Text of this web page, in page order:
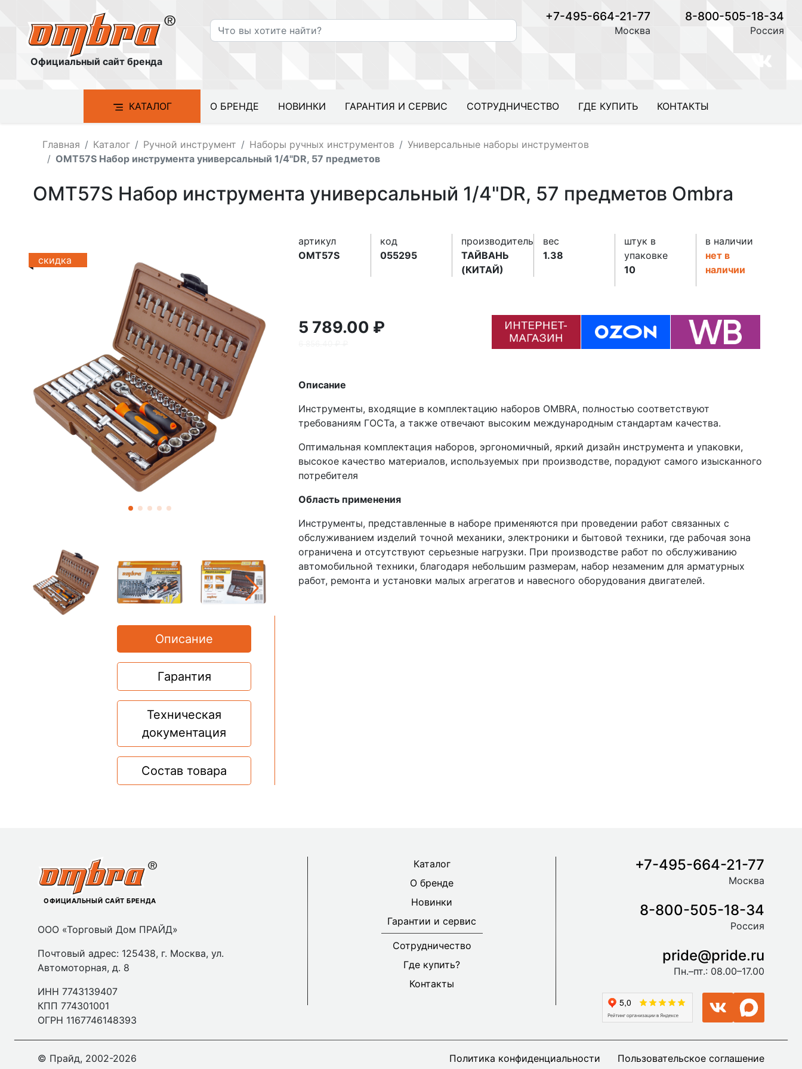
Официальный сайт бренда
+7-495-664-21-77
Москва
8-800-505-18-34
Россия
КАТАЛОГ О БРЕНДЕ НОВИНКИ ГАРАНТИЯ И СЕРВИС СОТРУДНИЧЕСТВО ГДЕ КУПИТЬ КОНТАКТЫ
Главная Каталог Ручной инструмент Наборы ручных инструментов
Универсальные наборы инструментов
OMT57S Набор инструмента универсальный 1/4"DR, 57 предметов
OMT57S Набор инструмента универсальный 1/4"DR, 57 предметов Ombra
скидка
Описание
Гарантия
Техническая
документация
Состав товара
артикул
OMT57S
код
055295
производитель
ТАЙВАНЬ
(КИТАЙ)
вес
1.38
штук в
упаковке
10
в наличии
нет в
наличии
5 789.00 ₽
Описание
Инструменты, входящие в комплектацию наборов OMBRA, полностью соответствуют
требованиям ГОСТа, а также отвечают высоким международным стандартам качества.
Оптимальная комплектация наборов, эргономичный, яркий дизайн инструмента и упаковки,
высокое качество материалов, используемых при производстве, порадуют самого изысканного
потребителя
Область применения
Инструменты, представленные в наборе применяются при проведении работ связанных с
обслуживанием изделий точной механики, электроники и бытовой техники, где рабочая зона
ограничена и отсутствуют серьезные нагрузки. При производстве работ по обслуживанию
автомобильной техники, благодаря небольшим размерам, набор незаменим для арматурных
работ, ремонта и установки малых агрегатов и навесного оборудования двигателей.
ОФИЦИАЛЬНЫЙ САЙТ БРЕНДА
ООО «Торговый Дом ПРАЙД»
Почтовый адрес: 125438, г. Москва, ул.
Автомоторная, д. 8
ИНН 7743139407
КПП 774301001
ОГРН 1167746148393
Каталог
О бренде
Новинки
Гарантии и сервис
Сотрудничество
Где купить?
Контакты
+7-495-664-21-77
Москва
8-800-505-18-34
Россия
pride@pride.ru
Пн.–пт.: 08.00–17.00
© Прайд, 2002-2026 Политика конфиденциальности Пользовательское соглашение